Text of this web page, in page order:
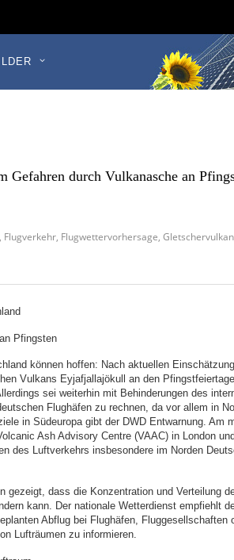
Gefahren durch Vulkanasche an
Flugverkehr Flugwettervorhersage ,Gletschervulkan
Pfingsten
können hoffen: Nach aktuellen
Vulkans Eyjafjallajökull an den
sei weiterhin mit Behinderungen des
Flughäfen zu rechnen, da vor allem in
in Südeuropa gibt der DWD Entwarnung. Am
Ash Advisory Centre (VAAC) in London
des Luftverkehrs insbesondere im Norden
gezeigt, dass die Konzentration und Verteilung
kann. Der nationale Wetterdienst empfiehlt
Abflug bei Flughäfen, Fluggesellschaften
Lufträumen zu informieren.